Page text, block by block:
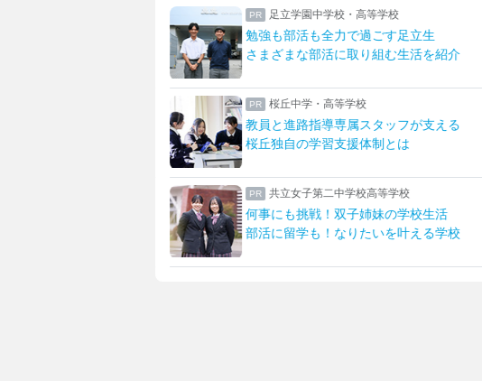
日本大学藤沢高等学校・藤沢中学校
日大藤沢ならではの中高大連携
生物資源科学部との多彩なプログラム
八王子学園八王子中学校・高等学校
一橋大・東京科学大に合格！
先生とマンツーマンで描く未来
女子聖学院中学校高等学校
英語グローバルとサイエンスを強化！
「新たな女子聖」への改革